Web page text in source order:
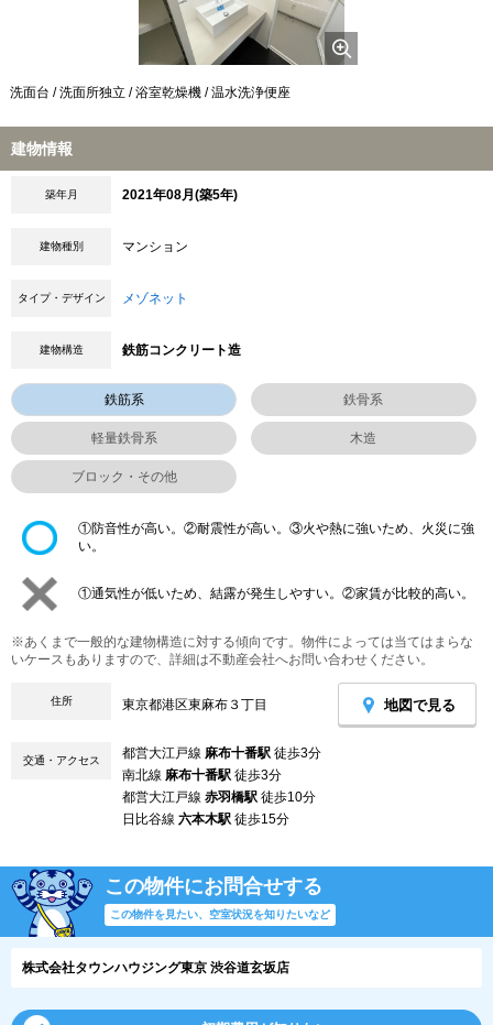
洗面台 / 洗面所独立 / 浴室乾燥機 / 温水洗浄便座
建物情報
築年月 2021年08月(築5年)
建物種別 マンション
タイプ・デザイン メゾネット
建物構造 鉄筋コンクリート造
鉄筋系 鉄骨系
軽量鉄骨系 木造
ブロック・その他
①防音性が高い。②耐震性が高い。③火や熱に強いため、火災に強
い。
①通気性が低いため、結露が発生しやすい。②家賃が比較的高い。
※あくまで一般的な建物構造に対する傾向です。物件によっては当てはまらな
いケースもありますので、詳細は不動産会社へお問い合わせください。
住所 東京都港区東麻布３丁目 地図で見る
交通・アクセス 都営大江戸線 麻布十番駅 徒歩3分
南北線 麻布十番駅 徒歩3分
都営大江戸線 赤羽橋駅 徒歩10分
日比谷線 六本木駅 徒歩15分
この物件にお問合せする
この物件を見たい、空室状況を知りたいなど
株式会社タウンハウジング東京 渋谷道玄坂店